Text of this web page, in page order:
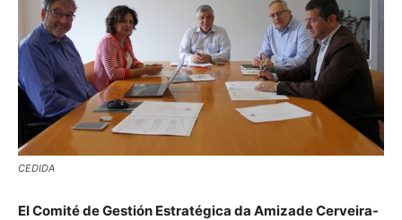
CEDIDA
El Comité de Gestión Estratégica da Amizade Cerveira-